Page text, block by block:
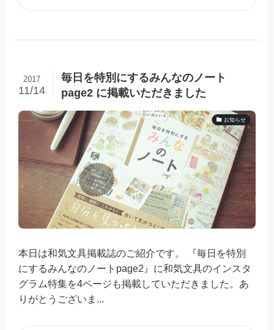
毎日を特別にするみんなのノート
page2 に掲載いただきました
2017
11/14
お知らせ
本日は和気文具掲載誌のご紹介です。 『毎日を特別
にするみんなのノートpage2』に和気文具のインスタ
グラム特集を4ページも掲載していただきました。あ
りがとうございま...